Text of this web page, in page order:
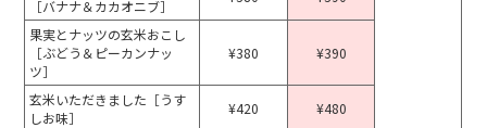
［バナナ＆カカオニブ］
果実とナッツの玄米おこし
［ぶどう＆ピーカンナッ
ツ］
¥380 ¥390
玄米いただきました［うす
しお味］
¥420 ¥480